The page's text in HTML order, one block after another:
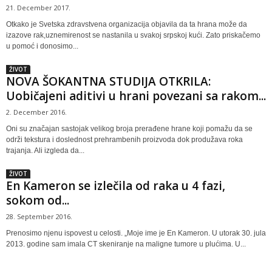
21. December 2017.
Otkako je Svetska zdravstvena organizacija objavila da ta hrana može da
izazove rak,uznemirenost se nastanila u svakoj srpskoj kući. Zato priskačemo
u pomoć i donosimo...
ŽIVOT
NOVA ŠOKANTNA STUDIJA OTKRILA:
Uobičajeni aditivi u hrani povezani sa rakom...
2. December 2016.
Oni su značajan sastojak velikog broja prerađene hrane koji pomažu da se
održi tekstura i doslednost prehrambenih proizvoda dok produžava roka
trajanja. Ali izgleda da...
ŽIVOT
En Kameron se izlečila od raka u 4 fazi,
sokom od...
28. September 2016.
Prenosimo njenu ispovest u celosti. „Moje ime je En Kameron. U utorak 30. jula
2013. godine sam imala CT skeniranje na maligne tumore u plućima. U...